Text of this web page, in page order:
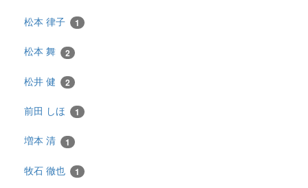
松本 律子 1
松本 舞 2
松井 健 2
前田 しほ 1
増本 清 1
牧石 徹也 1